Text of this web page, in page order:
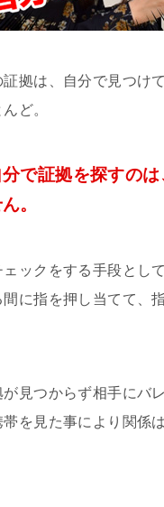
拠は、自分で見つけ
ど。
で証拠を探すの
。
ェックをする手段とし
に指を押し当てて、
が見つからず相手にバ
を見た事により関係